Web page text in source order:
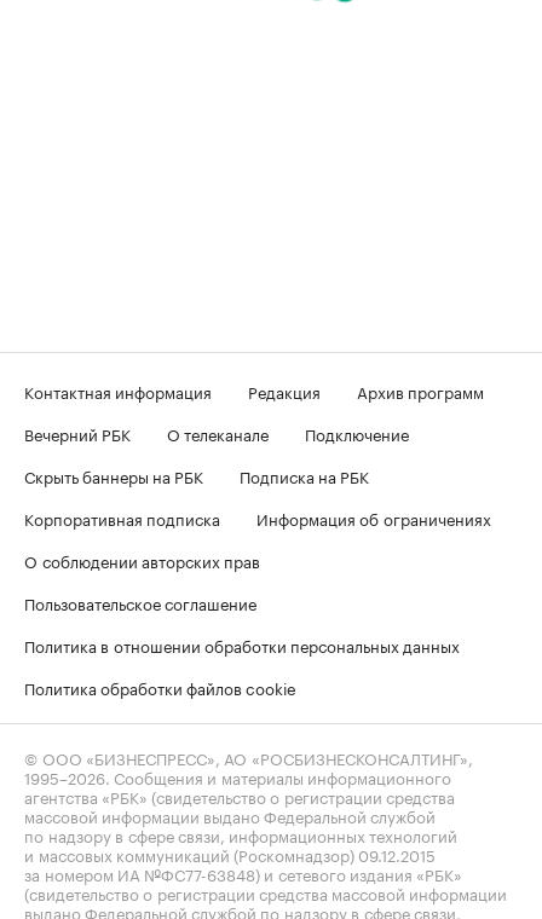
Контактная информация Редакция
Архив программ
Вечерний РБК
О телеканале
Подключение
Скрыть баннеры на РБК
Подписка на РБК
Корпоративная подписка
Информация об ограничениях
О соблюдении авторских прав
Пользовательское соглашение
Политика в отношении обработки персональных данных
Политика обработки файлов cookie
© ООО «БИЗНЕСПРЕСС», АО «РОСБИЗНЕСКОНСАЛТИНГ»,
1995–2026 . Сообщения и материалы информационного
агентства «РБК» (свидетельство о регистрации средства
массовой информации выдано Федеральной службой
по надзору в сфере связи, информационных технологий
и массовых коммуникаций (Роскомнадзор) 09.12.2015
за номером ИА №ФС77-63848) и сетевого издания «РБК»
(свидетельство о регистрации средства массовой информации
выдано Федеральной службой по надзору в сфере связи,